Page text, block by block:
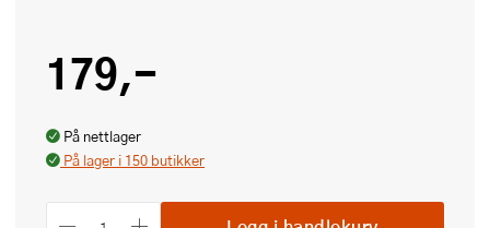
179,-
På nettlager
På lager i 150 butikker